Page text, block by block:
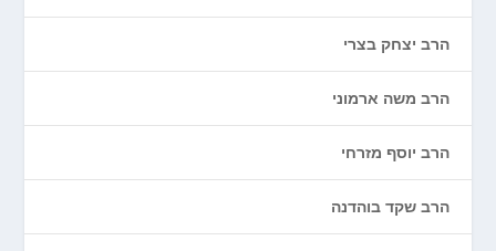
הרב יצחק בצרי
הרב משה ארמוני
הרב יוסף מזרחי
הרב שקד בוהדנה